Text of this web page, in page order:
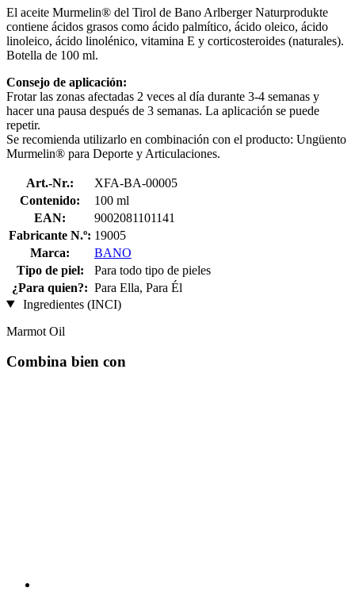
El aceite Murmelin® del Tirol de Bano Arlberger Naturprodukte
contiene ácidos grasos como ácido palmítico, ácido oleico, ácido
linoleico, ácido linolénico, vitamina E y corticosteroides (naturales).
Botella de 100 ml.
Consejo de aplicación:
Frotar las zonas afectadas 2 veces al día durante 3-4 semanas y
hacer una pausa después de 3 semanas. La aplicación se puede
repetir.
Se recomienda utilizarlo en combinación con el producto: Ungüento
Murmelin® para Deporte y Articulaciones.
Art.-Nr.:
XFA-BA-00005
Contenido:
100 ml
EAN:
9002081101141
Fabricante N.º: 19005
Marca:
BANO
Tipo de piel:
Para todo tipo de pieles
¿Para quien?: Para Ella, Para Él
Ingredientes (INCI)
Marmot Oil
Combina bien con